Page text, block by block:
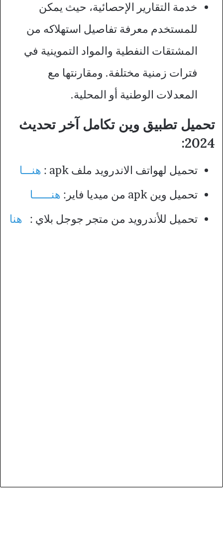
خدمة التقارير الإحصائية، حيث يمكن
للمستخدم معرفة تفاصيل استهلاكه من
المشتقات النفطية والمواد التموينية في
فترات زمنية مختلفة. ومقارنتها مع
المعدلات الوطنية أو المحلية.
تحميل تطبيق وين تكامل آخر تحديث
2024:
تحميل لهواتف الاندرويد ملف apk :
هنـــا
تحميل وين apk من ميديا فاير:
هنــــــا
تحميل للأندرويد من متجر جوجل بلاي :
هنا